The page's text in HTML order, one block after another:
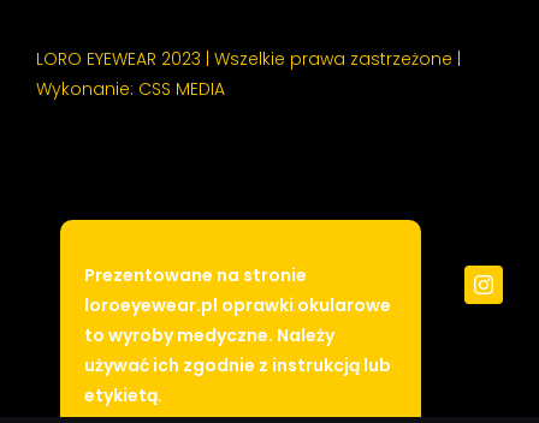
LORO EYEWEAR 2023 | Wszelkie prawa zastrzeżone |
Wykonanie: CSS MEDIA
Prezentowane na stronie
loroeyewear.pl oprawki okularowe
to wyroby medyczne. Należy
używać ich zgodnie z instrukcją lub
etykietą.